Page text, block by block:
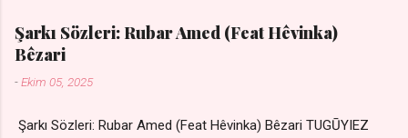
Şarkı Sözleri: Rubar Amed (Feat Hêvinka)
Bêzari
-Ekim 05, 2025
Şarkı Sözleri: Rubar Amed (Feat Hêvinka) Bêzari TUGŪYIEZ